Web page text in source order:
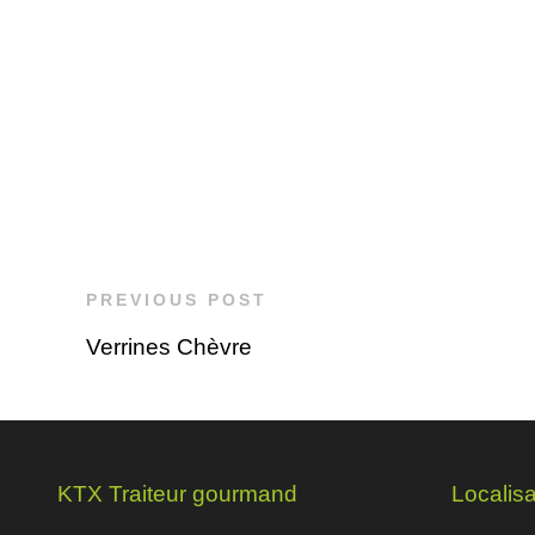
PREVIOUS POST
Verrines Chèvre
KTX Traiteur gourmand